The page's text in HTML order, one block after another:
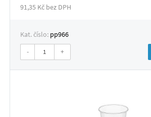
91,35 Kč bez DPH
Kat. číslo: pp966
- +